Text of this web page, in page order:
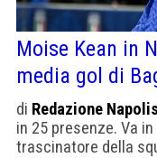
Moise Kean in
media gol di
di Redazione
in 25 presenze. Va
trascinatore della